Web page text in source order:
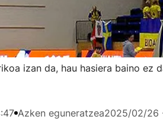
izan da, hau hasiera baino ez
Azken eguneratzea2025/02/26